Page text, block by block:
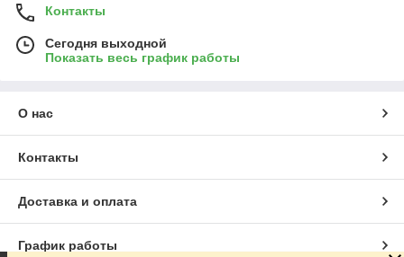
Контакты
Сегодня выходной
Показать весь график работы
О нас
Контакты
Доставка и оплата
График работы